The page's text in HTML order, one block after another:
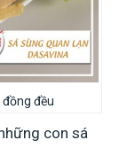
đều
con sá